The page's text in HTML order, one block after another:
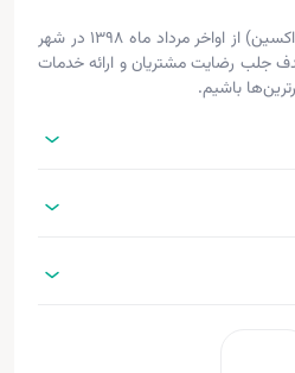
داروخانه دکتر زرگری (داروخانه اکسین) از اواخر مرداد ماه ۱۳۹۸ در شهر
جلب رضایت مشتریان و ارائه خدمات
باشیم.